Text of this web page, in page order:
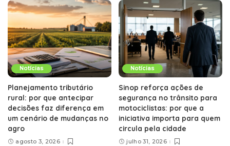
Notícias
Planejamento tributário
rural: por que antecipar
decisões faz diferença em
um cenário de mudanças no
agro
agosto 3, 2026
Notícias
Sinop reforça ações de
segurança no trânsito para
motociclistas: por que a
iniciativa importa para quem
circula pela cidade
julho 31, 2026